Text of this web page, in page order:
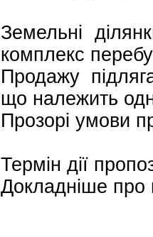
Земельні
комплекс
Продажу
що належить
Прозорі умови
Термін дії
Докладніше про